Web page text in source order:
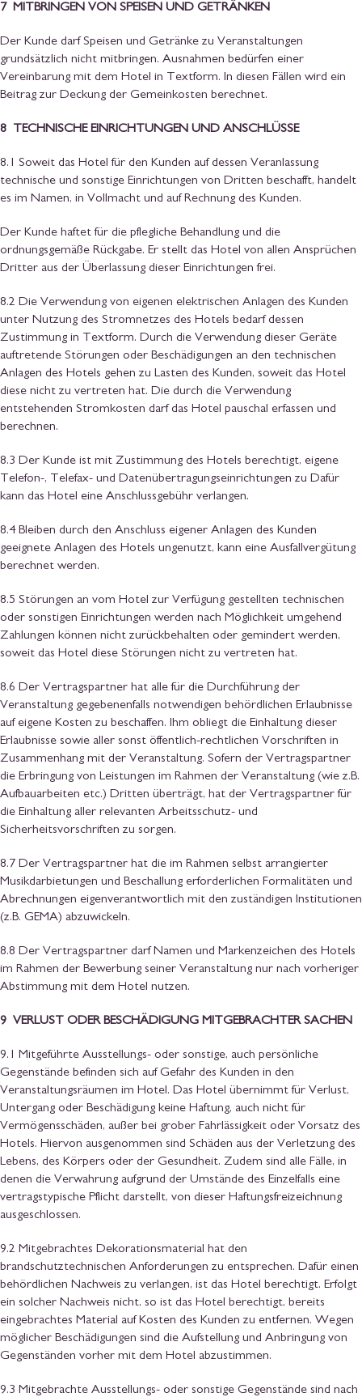
7 MITBRINGEN VON SPEISEN UND GETRÄNKEN
Der Kunde darf Speisen und Getränke zu Veranstaltungen
grundsätzlich nicht mitbringen. Ausnahmen bedürfen einer
Vereinbarung mit dem Hotel in Textform. In diesen Fällen wird ein
Beitrag zur Deckung der Gemeinkosten berechnet.
8 TECHNISCHE EINRICHTUNGEN UND ANSCHLÜSSE
8.1 Soweit das Hotel für den Kunden auf dessen Veranlassung
technische und sonstige Einrichtungen von Dritten beschafft, handelt
es im Namen, in Vollmacht und auf Rechnung des Kunden.
Der Kunde haftet für die pflegliche Behandlung und die
ordnungsgemäße Rückgabe. Er stellt das Hotel von allen Ansprüchen
Dritter aus der Überlassung dieser Einrichtungen frei.
8.2 Die Verwendung von eigenen elektrischen Anlagen des Kunden
unter Nutzung des Stromnetzes des Hotels bedarf dessen
Zustimmung in Textform. Durch die Verwendung dieser Geräte
auftretende Störungen oder Beschädigungen an den technischen
Anlagen des Hotels gehen zu Lasten des Kunden, soweit das Hotel
diese nicht zu vertreten hat. Die durch die Verwendung
entstehenden Stromkosten darf das Hotel pauschal erfassen und
berechnen.
8.3 Der Kunde ist mit Zustimmung des Hotels berechtigt, eigene
Telefon-, Telefax- und Datenübertragungseinrichtungen zu Dafür
kann das Hotel eine Anschlussgebühr verlangen.
8.4 Bleiben durch den Anschluss eigener Anlagen des Kunden
geeignete Anlagen des Hotels ungenutzt, kann eine Ausfallvergütung
berechnet werden.
8.5 Störungen an vom Hotel zur Verfügung gestellten technischen
oder sonstigen Einrichtungen werden nach Möglichkeit umgehend
Zahlungen können nicht zurückbehalten oder gemindert werden,
soweit das Hotel diese Störungen nicht zu vertreten hat.
8.6 Der Vertragspartner hat alle für die Durchführung der
Veranstaltung gegebenenfalls notwendigen behördlichen Erlaubnisse
auf eigene Kosten zu beschaffen. Ihm obliegt die Einhaltung dieser
Erlaubnisse sowie aller sonst öffentlich-rechtlichen Vorschriften in
Zusammenhang mit der Veranstaltung. Sofern der Vertragspartner
die Erbringung von Leistungen im Rahmen der Veranstaltung (wie z.B.
Aufbauarbeiten etc.) Dritten überträgt, hat der Vertragspartner für
die Einhaltung aller relevanten Arbeitsschutz- und
Sicherheitsvorschriften zu sorgen.
8.7 Der Vertragspartner hat die im Rahmen selbst arrangierter
Musikdarbietungen und Beschallung erforderlichen Formalitäten und
Abrechnungen eigenverantwortlich mit den zuständigen Institutionen
(z.B. GEMA) abzuwickeln.
8.8 Der Vertragspartner darf Namen und Markenzeichen des Hotels
im Rahmen der Bewerbung seiner Veranstaltung nur nach vorheriger
Abstimmung mit dem Hotel nutzen.
9 VERLUST ODER BESCHÄDIGUNG MITGEBRACHTER SACHEN
9.1 Mitgeführte Ausstellungs- oder sonstige, auch persönliche
Gegenstände befinden sich auf Gefahr des Kunden in den
Veranstaltungsräumen im Hotel. Das Hotel übernimmt für Verlust,
Untergang oder Beschädigung keine Haftung, auch nicht für
Vermögensschäden, außer bei grober Fahrlässigkeit oder Vorsatz des
Hotels. Hiervon ausgenommen sind Schäden aus der Verletzung des
Lebens, des Körpers oder der Gesundheit. Zudem sind alle Fälle, in
denen die Verwahrung aufgrund der Umstände des Einzelfalls eine
vertragstypische Pflicht darstellt, von dieser Haftungsfreizeichnung
ausgeschlossen.
9.2 Mitgebrachtes Dekorationsmaterial hat den
brandschutztechnischen Anforderungen zu entsprechen. Dafür einen
behördlichen Nachweis zu verlangen, ist das Hotel berechtigt. Erfolgt
ein solcher Nachweis nicht, so ist das Hotel berechtigt, bereits
eingebrachtes Material auf Kosten des Kunden zu entfernen. Wegen
möglicher Beschädigungen sind die Aufstellung und Anbringung von
Gegenständen vorher mit dem Hotel abzustimmen.
9.3 Mitgebrachte Ausstellungs- oder sonstige Gegenstände sind nach